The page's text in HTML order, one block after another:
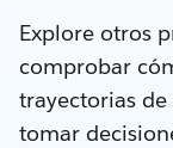
Explore otros
comprobar
trayectorias de
tomar